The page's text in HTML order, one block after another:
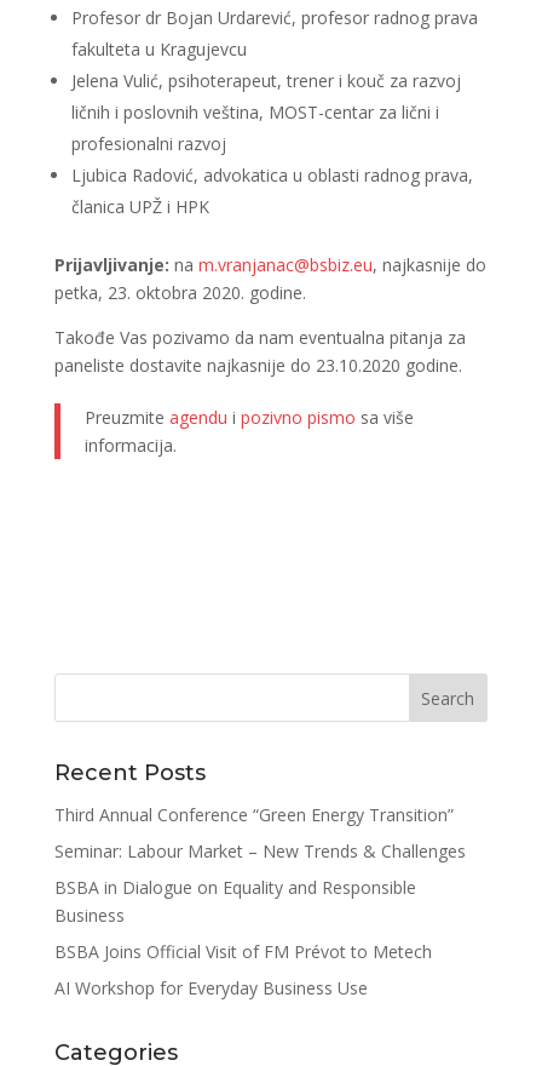
Profesor dr Bojan Urdarević, profesor radnog prava
fakulteta u Kragujevcu
Jelena Vulić, psihoterapeut, trener i kouč za razvoj
ličnih i poslovnih veština, MOST-centar za lični i
profesionalni razvoj
Ljubica Radović, advokatica u oblasti radnog prava,
članica UPŽ i HPK
Prijavljivanje: na m.vranjanac@bsbiz.eu, najkasnije do
petka, 23. oktobra 2020. godine.
Takođe Vas pozivamo da nam eventualna pitanja za
paneliste dostavite najkasnije do 23.10.2020 godine.
Preuzmite agendu i pozivno pismo sa više
informacija.
Recent Posts
Third Annual Conference “Green Energy Transition”
Seminar: Labour Market – New Trends & Challenges
BSBA in Dialogue on Equality and Responsible
Business
BSBA Joins Official Visit of FM Prévot to Metech
AI Workshop for Everyday Business Use
Categories